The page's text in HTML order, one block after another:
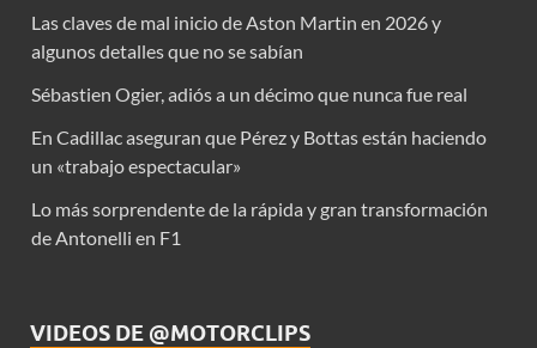
Las claves de mal inicio de Aston Martin en 2026 y
algunos detalles que no se sabían
Sébastien Ogier, adiós a un décimo que nunca fue real
En Cadillac aseguran que Pérez y Bottas están haciendo
un «trabajo espectacular»
Lo más sorprendente de la rápida y gran transformación
de Antonelli en F1
VIDEOS DE @MOTORCLIPS